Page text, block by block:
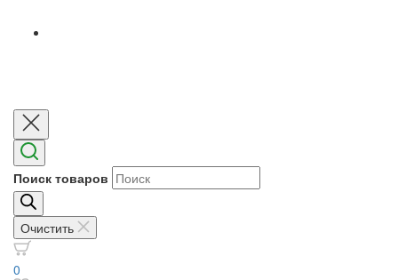
Поиск товаров
Очистить
0